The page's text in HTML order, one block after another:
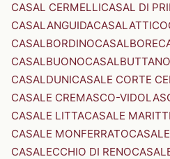
CASAL CERMELLICASAL DI
CASALANGUIDACASALATTICO
CASALBORDINOCASALBORE
CASALBUONO
CASALDUNICASALE CORTE
CASALE CREMASCO-
CASALE LITTACASALE
CASALE MONFERRATO
CASALECCHIO DI RENO